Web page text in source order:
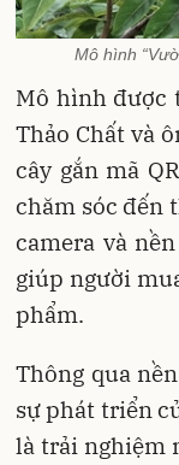
Mô hình
Mô hình được
Thảo Chất và
cây gắn mã
chăm sóc đến
camera và
giúp người
phẩm.
Thông qua
sự phát triển
là trải nghiệm